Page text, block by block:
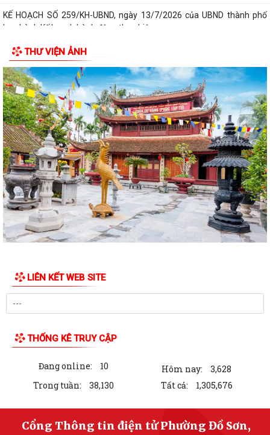
KẾ HOẠCH SỐ 259/KH-UBND, ngày 13/7/2026 của UBND thành phố
ban hành Kế hoạch hành động thực hiện...
PHƯỜNG ĐỒ SƠN THAM DỰ HỘI NGHỊ TOÀN QUỐC NGHIÊN CỨU, HỌC
TẬP, QUÁN TRIỆT VÀ TRIỂN KHAI THỰC HIỆN...
Công văn 3616/STP-PBGDPL, ngày 28/7/2026 của Sở Tư pháp thành
phố về việc khai thác tài liệu số...
LUẬT SỐ 122/2025/QH15 LUẬT THƯƠNG MẠI ĐIỆN TỬ
Công văn số 2612/UBNd-KT, ngày 27/7/2026 về việc triển khai thực
hiện Kế hoạch số 247/KH-UBND ngày...
KẾ HOẠCH SỐ 247/KH-UBND, ngày 04/7/2026 Về việc triển khai thi
hành Luật Thương mại điện tử
KẾ HOẠCH SỐ 249/KH-UBND, ngày 06/7/2026 về triển khai thực hiện
Nghị quyết số 88/NQ-CP ngày...
triển khai thực hiện Kế hoạch số...
QUYẾT ĐỊNH SỐ 2782/QĐ-UBND, ngày 21/7/2026 của UBND thành
KẾ HOẠCH SỐ 267/KH-UBND, ngày 15/7/2026 của UBND thành phố về
QUYẾT ĐỊNH SỐ 840/QĐ-TTg, ngày 13/5/2026 của Chính phủ phê
duyệt Chương trình phát triển công...
Công văn số 2593/UBND-KT, ngày 24/7/2026 của UBND phường Đồ
Sơn về việc triển khai thực hiện Kế...
THƯ VIỆN ẢNH
LIÊN KẾT WEB SITE
THỐNG KÊ TRUY CẬP
Đang online: 10 Hôm nay:
3,628
Trong tuần:
38,130 Tất cả: 1,305,676
Cổng Thông tin điện tử Phường Đồ Sơn,